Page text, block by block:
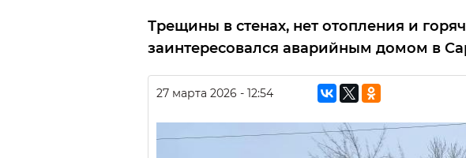
Трещины в стенах, нет отопления и
заинтересовался аварийным домом в
27 марта 2026 - 12:54